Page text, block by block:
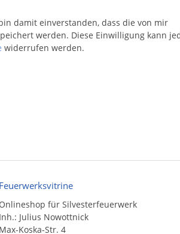
damit einverstanden, dass die von mir
werden. Diese Einwilligung kann
widerrufen werden.
Feuerwerksvitrine
Onlineshop für Silvesterfeuerwerk
Inh.: Julius Nowottnick
Max-Koska-Str. 4